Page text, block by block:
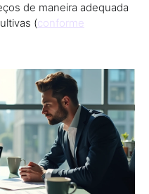
de maneira adequada
(conforme